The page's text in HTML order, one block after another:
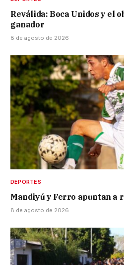
Reválida: Boca Unidos y el
ganador
8 de agosto de 2026
DEPORTES
Mandiyú y Ferro apuntan a
8 de agosto de 2026